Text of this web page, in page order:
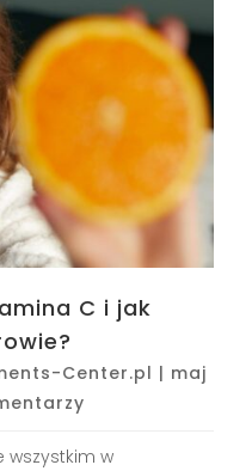
C i jak
Center.pl | maj
w